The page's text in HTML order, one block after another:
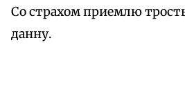
Со страхом приемлю
данну.